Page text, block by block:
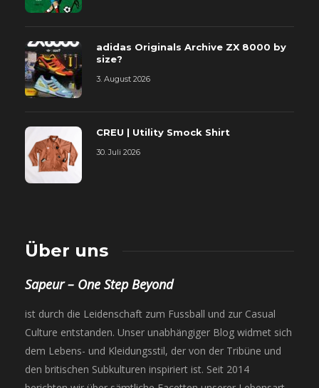
adidas Originals Archive ZX 8000 by
size?
3. August 2026
CREU | Utility Smock Shirt
30. Juli 2026
Über uns
Sapeur – One Step Beyond
ist durch die Leidenschaft zum Fussball und zur Casual
Culture entstanden. Unser unabhängiger Blog widmet sich
dem Lebens- und Kleidungsstil, der von der Tribüne und
den britischen Subkulturen inspiriert ist. Seit 2014